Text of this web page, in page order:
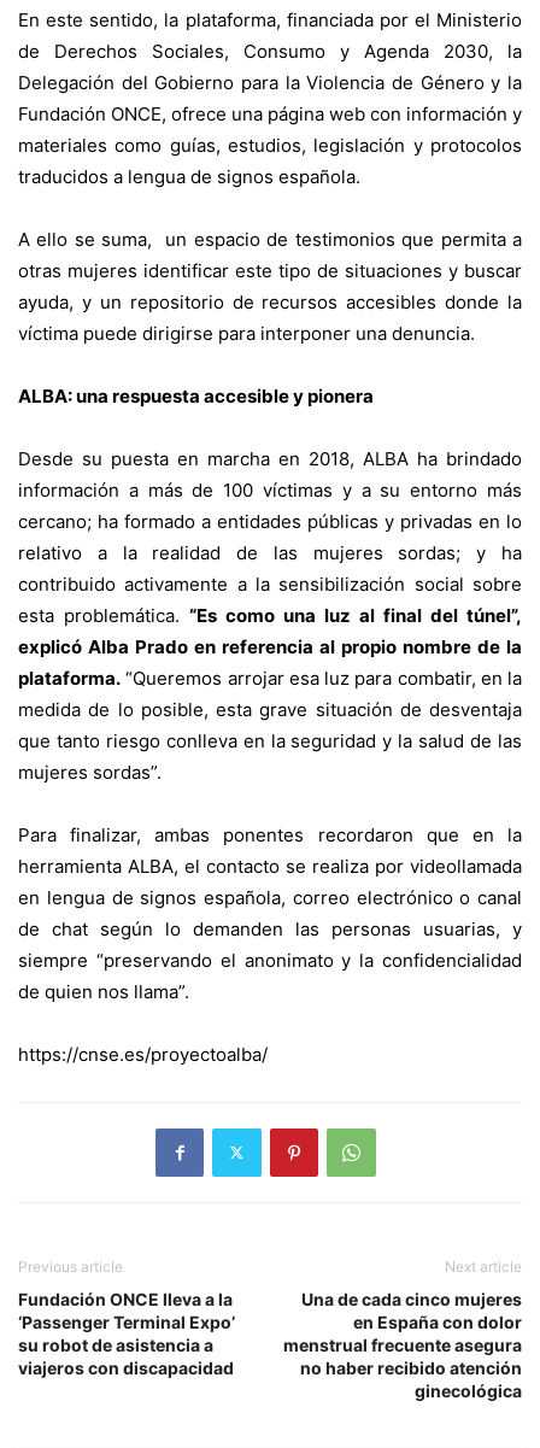
En este sentido, la plataforma, financiada por el Ministerio
de Derechos Sociales, Consumo y Agenda 2030, la
Delegación del Gobierno para la Violencia de Género y la
Fundación ONCE, ofrece una página web con información y
materiales como guías, estudios, legislación y protocolos
traducidos a lengua de signos española.
A ello se suma, un espacio de testimonios que permita a
otras mujeres identificar este tipo de situaciones y buscar
ayuda, y un repositorio de recursos accesibles donde la
víctima puede dirigirse para interponer una denuncia.
ALBA: una respuesta accesible y pionera
Desde su puesta en marcha en 2018, ALBA ha brindado
información a más de 100 víctimas y a su entorno más
cercano; ha formado a entidades públicas y privadas en lo
relativo a la realidad de las mujeres sordas; y ha
contribuido activamente a la sensibilización social sobre
esta problemática. “Es como una luz al final del túnel”,
explicó Alba Prado en referencia al propio nombre de la
plataforma. “Queremos arrojar esa luz para combatir, en la
medida de lo posible, esta grave situación de desventaja
que tanto riesgo conlleva en la seguridad y la salud de las
mujeres sordas”.
Para finalizar, ambas ponentes recordaron que en la
herramienta ALBA, el contacto se realiza por videollamada
en lengua de signos española, correo electrónico o canal
de chat según lo demanden las personas usuarias, y
siempre “preservando el anonimato y la confidencialidad
de quien nos llama”.
https://cnse.es/proyectoalba/
Previous article
Fundación ONCE lleva a la
‘Passenger Terminal Expo’
su robot de asistencia a
viajeros con discapacidad
Next article
Una de cada cinco mujeres
en España con dolor
menstrual frecuente asegura
no haber recibido atención
ginecológica